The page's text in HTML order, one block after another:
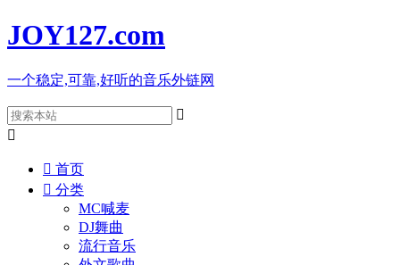
JOY127.com
一个稳定,可靠,好听的音乐外链网


 首页
 分类
MC喊麦
DJ舞曲
流行音乐